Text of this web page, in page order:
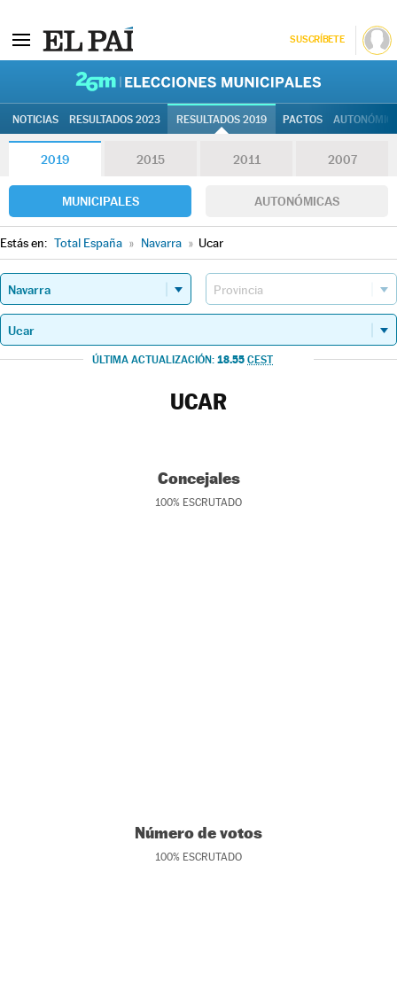
SUSCRÍBETE
NOTICIAS RESULTADOS 2023 RESULTADOS 2019 PACTOS
2019 2015 2011 2007
MUNICIPALES AUTONÓMICAS
Estás en: Total España » Navarra » Ucar
ÚLTIMA ACTUALIZACIÓN: 18.55 CEST
UCAR
Concejales
100% ESCRUTADO
Número de votos
100% ESCRUTADO